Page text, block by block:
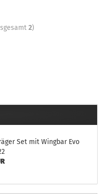
2)
Set mit Wingbar Evo